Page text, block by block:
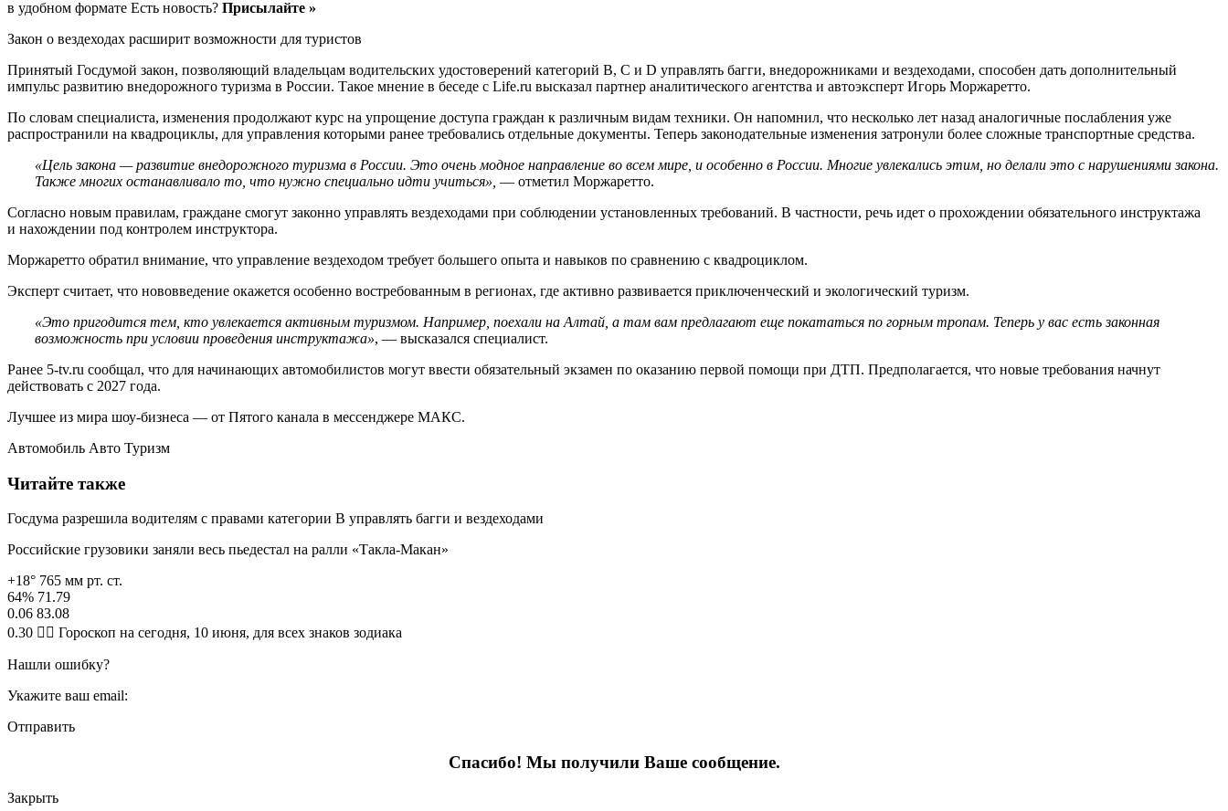
в удобном формате Есть новость? Присылайте »
Закон о вездеходах расширит возможности для туристов
Принятый Госдумой закон, позволяющий владельцам водительских удостоверений категорий B, C и D управлять багги, внедорожниками и вездеходами, способен дать дополнительный
импульс развитию внедорожного туризма в России. Такое мнение в беседе с Life.ru высказал партнер аналитического агентства и автоэксперт Игорь Моржаретто.
По словам специалиста, изменения продолжают курс на упрощение доступа граждан к различным видам техники. Он напомнил, что несколько лет назад аналогичные послабления уже
распространили на квадроциклы, для управления которыми ранее требовались отдельные документы. Теперь законодательные изменения затронули более сложные транспортные средства.
«Цель закона — развитие внедорожного туризма в России. Это очень модное направление во всем мире, и особенно в России. Многие увлекались этим, но делали это с нарушениями закона.
Также многих останавливало то, что нужно специально идти учиться», — отметил Моржаретто.
Согласно новым правилам, граждане смогут законно управлять вездеходами при соблюдении установленных требований. В частности, речь идет о прохождении обязательного инструктажа
и нахождении под контролем инструктора.
Моржаретто обратил внимание, что управление вездеходом требует большего опыта и навыков по сравнению с квадроциклом.
Эксперт считает, что нововведение окажется особенно востребованным в регионах, где активно развивается приключенческий и экологический туризм.
«Это пригодится тем, кто увлекается активным туризмом. Например, поехали на Алтай, а там вам предлагают еще покататься по горным тропам. Теперь у вас есть законная
возможность при условии проведения инструктажа», — высказался специалист.
Ранее 5-tv.ru сообщал, что для начинающих автомобилистов могут ввести обязательный экзамен по оказанию первой помощи при ДТП. Предполагается, что новые требования начнут
действовать с 2027 года.
Лучшее из мира шоу-бизнеса — от Пятого канала в мессенджере МАКС.
Автомобиль Авто Туризм
Читайте также
Госдума разрешила водителям с правами категории B управлять багги и вездеходами
Российские грузовики заняли весь пьедестал на ралли «Такла-Макан»
+18° 765 мм рт. ст.
64% 71.79
0.06 83.08
0.30 🧙‍♀ Гороскоп на сегодня, 10 июня, для всех знаков зодиака
Нашли ошибку?
Укажите ваш email:
Отправить
Спасибо! Мы получили Ваше сообщение.
Закрыть